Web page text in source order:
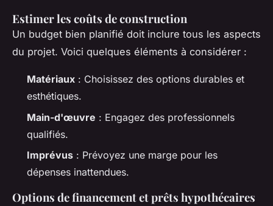
Estimer les coûts de construction
Un budget bien planifié doit inclure tous les aspects
du projet. Voici quelques éléments à considérer :
Matériaux : Choisissez des options durables et
esthétiques.
Main-d'œuvre : Engagez des professionnels
qualifiés.
Imprévus : Prévoyez une marge pour les
dépenses inattendues.
Options de financement et prêts hypothécaires